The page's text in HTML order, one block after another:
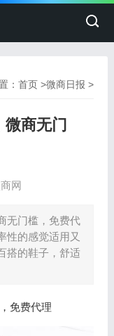
：首页 >微商日报 >
商无门
网
无门槛，免费代
性的感觉适用又
搭的鞋子，舒适
免费代理